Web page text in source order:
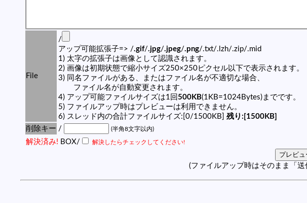
File
/
アップ可能拡張子=> /.gif/.jpg/.jpeg/.png/.txt/.lzh/.zip/.mid
1) 太字の拡張子は画像として認識されます。
2) 画像は初期状態で縮小サイズ250×250ピクセル以下で表示されます。
3) 同名ファイルがある、またはファイル名が不適切な場合、
ファイル名が自動変更されます。
4) アップ可能ファイルサイズは1回 500KB(1KB=1024Bytes)までです。
5) ファイルアップ時はプレビューは利用できません。
6) スレッド内の合計ファイルサイズ:[0/1500KB] 残り:[1500KB]
削除キー / (半角8文字以内)
解決済み! BOX/ 解決したらチェックしてください!
(ファイルアップ時はそのまま「